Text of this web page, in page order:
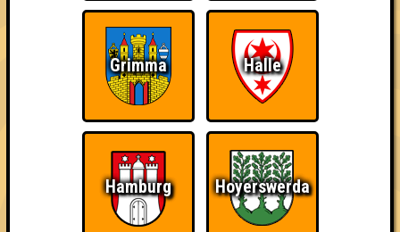
1. Simple Minds
15
15 43
2. Quiz me gently
15 13 14 42
3. Quizz in my Pants
14 14 13 41
3. Superweicheischuppenjunior
Grimma Halle
Hamburg Hoyerswerda